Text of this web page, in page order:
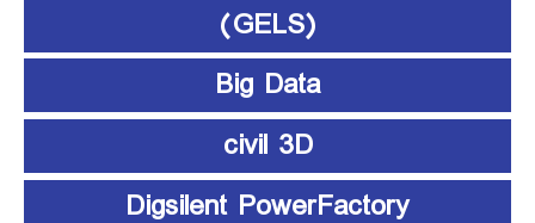
(GELS)
Big Data
civil 3D
Digsilent PowerFactory